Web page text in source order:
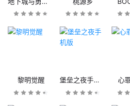
黎明觉醒 堡垒之夜手机版 心